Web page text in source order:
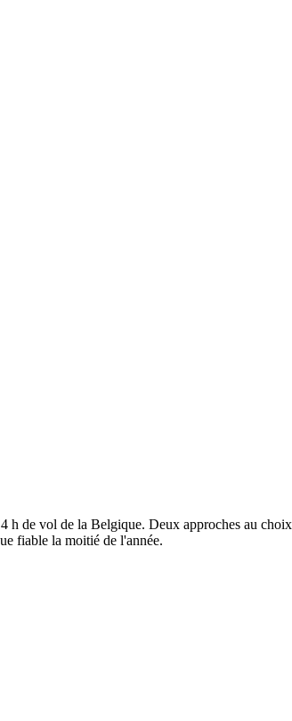
de vol de la Belgique. Deux approches au
fiable la moitié de l'année.